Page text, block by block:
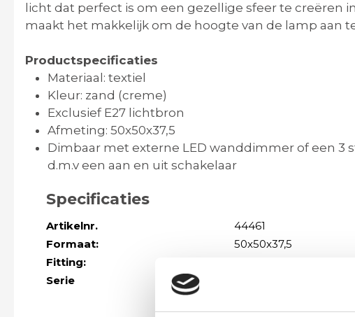
licht dat perfect is om een gezellige sfeer te creëren
maakt het makkelijk om de hoogte van de lamp aan
Productspecificaties
Materiaal: textiel
Kleur: zand (creme)
Exclusief E27 lichtbron
Afmeting: 50x50x37,5
Dimbaar met externe LED wanddimmer of een 3
d.m.v een aan en uit schakelaar
Specificaties
Artikelnr.
44461
Formaat:
50x50x37,5
Fitting:
Serie